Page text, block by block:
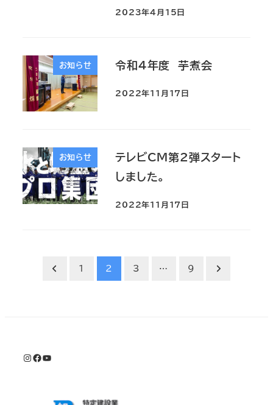
2023年4月15日
お知らせ 令和4年度 芋煮会
2022年11月17日
お知らせ
テレビCM第2弾スタート
しました。
2022年11月17日
1 2 3 … 9
InstagramFacebook YouTube